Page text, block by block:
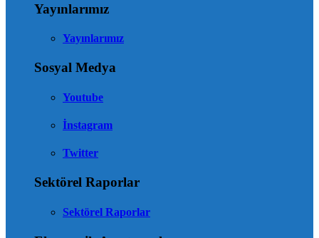
Yayınlarımız
Yayınlarımız
Sosyal Medya
Youtube
İnstagram
Twitter
Sektörel Raporlar
Sektörel Raporlar